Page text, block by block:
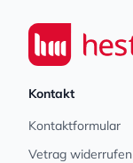
Seiwert GmbH
Kontakt
Kontaktformular
Vetrag widerrufen